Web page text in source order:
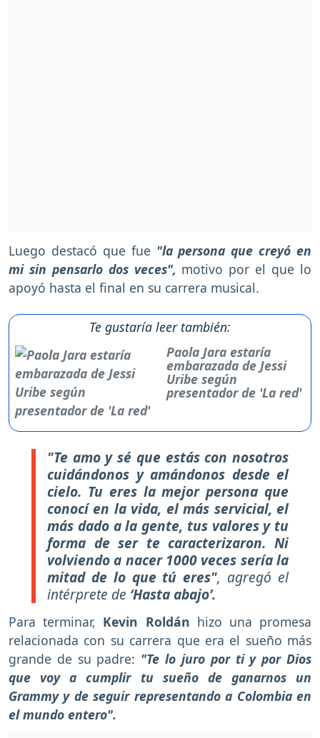
Luego destacó que fue "la persona que creyó en
mi sin pensarlo dos veces", motivo por el que lo
apoyó hasta el final en su carrera musical.
Te gustaría leer también:
Paola Jara estaría
embarazada de Jessi
Uribe según
presentador de 'La red'
"Te amo y sé que estás con nosotros
cuidándonos y amándonos desde el
cielo. Tu eres la mejor persona que
conocí en la vida, el más servicial, el
más dado a la gente, tus valores y tu
forma de ser te caracterizaron. Ni
volviendo a nacer 1000 veces sería la
mitad de lo que tú eres", agregó el
intérprete de ‘Hasta abajo’.
Para terminar, Kevin Roldán hizo una promesa
relacionada con su carrera que era el sueño más
grande de su padre: "Te lo juro por ti y por Dios
que voy a cumplir tu sueño de ganarnos un
Grammy y de seguir representando a Colombia en
el mundo entero".